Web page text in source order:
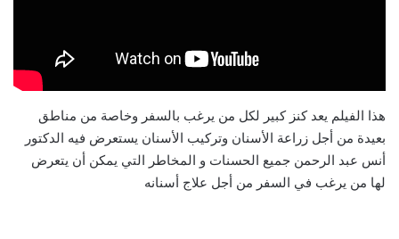
هذا الفيلم يعد كنز كبير لكل من يرغب بالسفر وخاصة من مناطق
بعيدة من أجل زراعة الأسنان وتركيب الأسنان يستعرض فيه الدكتور
أنس عبد الرحمن جميع الحسنات و المخاطر التي يمكن أن يتعرض
لها من يرغب في السفر من أجل علاج أسنانه